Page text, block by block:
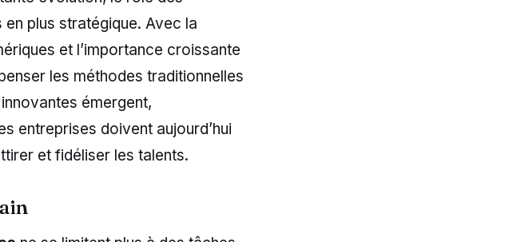
plus stratégique. Avec la
et l’importance croissante
les méthodes traditionnelles
émergent,
entreprises doivent aujourd’hui
et fidéliser les talents.